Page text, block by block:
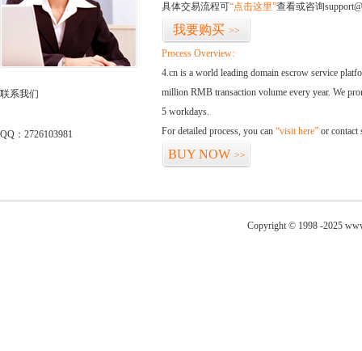
联系我们
QQ：2726103981
具体交易流程可“点击这里”查看或咨询
我要购买 >>
Process Overview:
4.cn is a world leading domain escrow service
million RMB transaction volume every year. We
5 workdays.
For detailed process, you can “visit here” or contact
BUY NOW >>
Copyright © 1998 -2025